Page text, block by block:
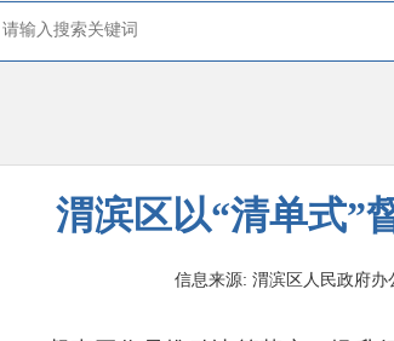
渭滨区以“清单式”
信息来源: 渭滨区人民政府